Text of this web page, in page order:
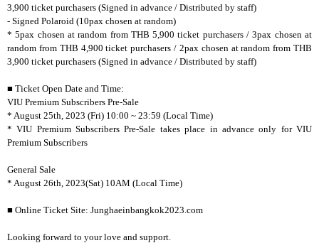
3,900 ticket purchasers (Signed in advance / Distributed by staff)
- Signed Polaroid (10pax chosen at random)
* 5pax chosen at random from THB 5,900 ticket purchasers / 3pax chosen at
random from THB 4,900 ticket purchasers / 2pax chosen at random from THB
3,900 ticket purchasers (Signed in advance / Distributed by staff)
■ Ticket Open Date and Time:
VIU Premium Subscribers Pre-Sale
* August 25th, 2023 (Fri) 10:00 ~ 23:59 (Local Time)
* VIU Premium Subscribers Pre-Sale takes place in advance only for VIU
Premium Subscribers
General Sale
* August 26th, 2023(Sat) 10AM (Local Time)
■ Online Ticket Site: Junghaeinbangkok2023.com
Looking forward to your love and support.